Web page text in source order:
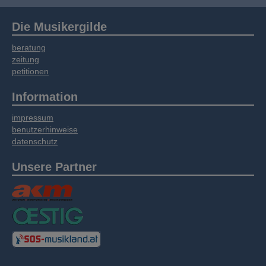
Die Musikergilde
beratung
zeitung
petitionen
Information
impressum
benutzerhinweise
datenschutz
Unsere Partner